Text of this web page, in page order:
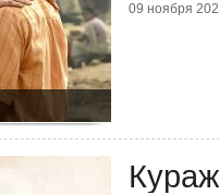
09 ноября